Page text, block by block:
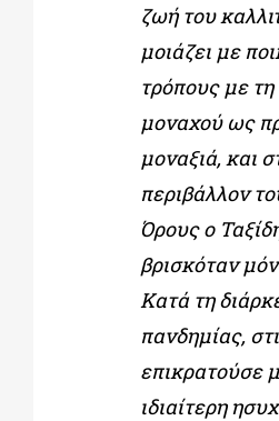
ζωή του
μοιάζει με
τρόπους με
μοναχού ως
μοναξιά, και
περιβάλλον
Όρους ο
βρισκόταν
Κατά τη
πανδημίας,
επικρατούσε
ιδιαίτερη